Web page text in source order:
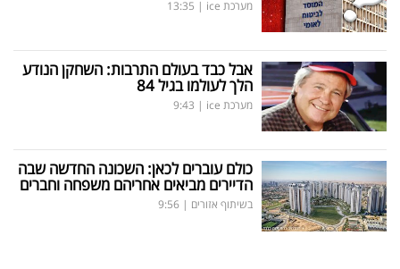
מערכת ice |
13:35
אבל כבד בעולם התרבות: השחקן הנודע
הלך לעולמו בגיל 84
מערכת ice |
9:43
כולם עוברים לכאן: השכונה החדשה שבה
הדיירים מביאים אחריהם משפחה וחברים
בשיתוף אזורים |
9:56